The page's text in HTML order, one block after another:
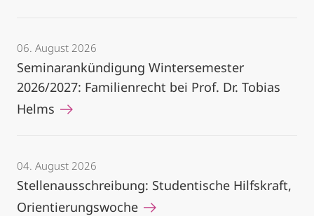
06. August 2026
Seminarankündigung Wintersemester
2026/2027: Familienrecht bei Prof. Dr. Tobias
Helms
04. August 2026
Stellenausschreibung: Studentische Hilfskraft,
Orientierungswoche